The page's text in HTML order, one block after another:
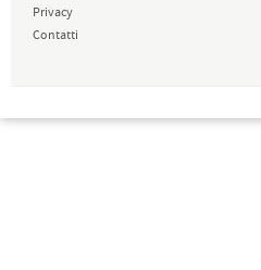
Privacy
Contatti